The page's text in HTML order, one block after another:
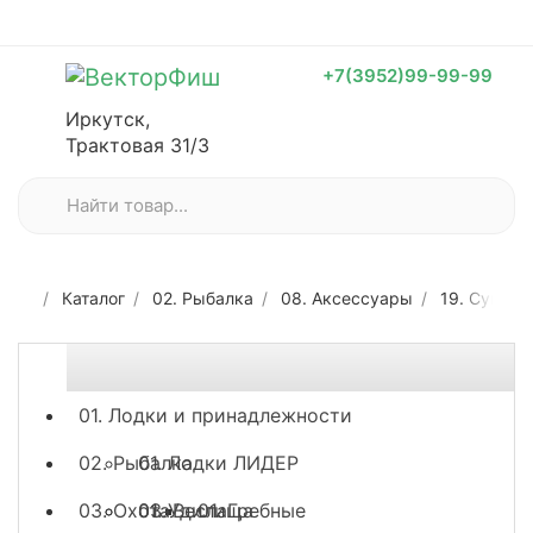
+7(3952)99-99-99
Иркутск,
Трактовая 31/3
Каталог 02. Рыбалка 08. Аксессуары 19.
01. Лодки и принадлежности
01. Лодки ЛИДЕР
01. Гребные
03. Весла
02. Рыбалка
01. Удилища
03. Охота